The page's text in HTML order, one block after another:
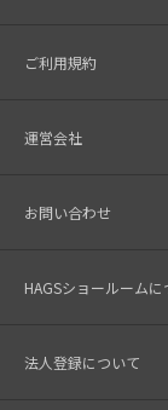
ご利用規約
運営会社
お問い合わせ
HAGSショールームに
法人登録について